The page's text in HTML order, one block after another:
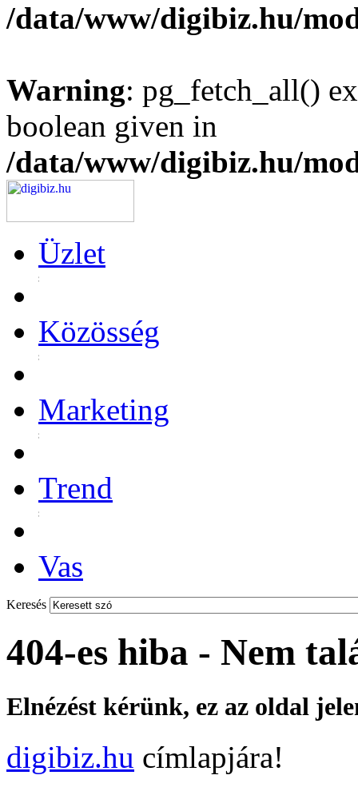
/data/www/digibiz.hu/
Warning: pg_fetch_all()
boolean given in
/data/www/digibiz.hu/
Üzlet
Közösség
Marketing
Trend
Vas
Keresés
404-es hiba - Nem
Elnézést kérünk, ez az oldal
digibiz.hu címlapjára!